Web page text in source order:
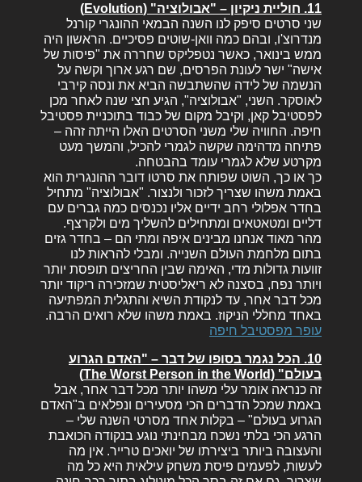
11. חוליית ניקיון – "אבולוציה" (Evolution)
שני סרטים סיפק לנו השנה הבמאי ההונגרי קורנל
מנדרוצ'ו, ובהם כמה וואן-שוטים פסיכיים. הראשון היה
ממש בינואר, כאשר נטפליקס שחררה את "פיסות של
אישה" ישר לעונת הפרסים, שם רגע ארוך וקשה על
הנשמה של לידה שהשתבשה הביא את ונסה קירבי
לאוסקר. השני, "אבולוציה", הגיע חצי שנה לאחר מכן
לפסטיבל קאן, וקיבל מקום של כבוד בתוכניית פסטיבל
חיפה. החוויה שלי משני הסרטים האלו הייתה זהה –
פתיחה מדהימה שקשה לגמרי להכיל, והמשך מעט
מקרטע שלא לגמרי עומד בהבטחה.
כך או כך, השוט שפותח את סרטו דובר ההונגרית הוא
באמת משהו שצריך לזכור ולנצור. "אבולוציה" מתחיל
בחדר אפלולי רחב ידיים אליו נכנסים כמה גברים עם
דליים ומטאטאים ומתחילים להשליך מים ולקרצף.
מהר מאוד אנחנו מבינים איפה ומתי הם – בחדר גזים
בתום מלחמת העולם השנייה. ומבלי להראות לנו
זוועות גדולות מדי, האימה שבין החריצים תופסת יותר
ויותר נפח, בסצנה לא ריאליסטית שמזכירה ריקוד יותר
מכל דבר אחר, עד לנקודת השיא והתגלית המפתיעה
באחד מחללי הניקוז. באמת משהו שלא רואים הרבה.
עופר מפסטיבל חיפה
10. הכל נגמר בסופו של דבר – "האדם הגרוע
בעולם" (The Worst Person in the World)
זה כנראה אומר עלי משהו יותר מכל דבר אחר, אבל
באמת שמכל הדברים הכי מסעירים ונפלאים ב"האדם
הגרוע בעולם" – בקלות אחד מסרטי השנה שלי –
הרגע הכי בלתי נשכח מבחינתי נוגע בנקודה הכואבת
והעצובה ביותר ביצירתו של יואכים טרייר. אין מה
לעשות, לפעמים פיסת משחק עילאית היא כל מה